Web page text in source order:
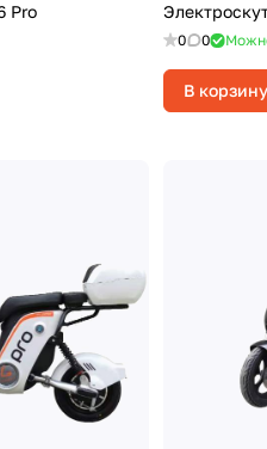
Pro
0 0
В корзину